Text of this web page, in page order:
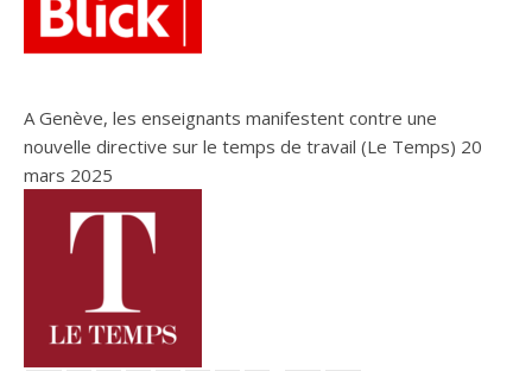
A Genève, les enseignants manifestent contre une
nouvelle directive sur le temps de travail (Le Temps) 20
mars 2025